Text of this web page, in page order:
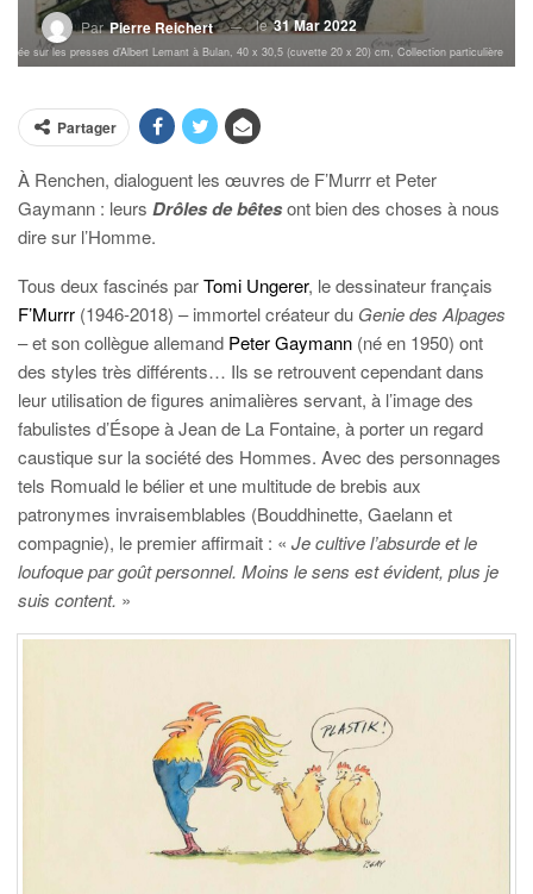
ParPierre Reichert le31 Mar 2022
sur les presses d’Albert Lemant à Bulan, 40 x 30,5 (cuvette 20 x 20) cm, Collection particulière
Partager
À Renchen, dialoguent les œuvres de F’Murrr et Peter
Gaymann : leurs Drôles de bêtesont bien des choses à nous
dire sur l’Homme.
Tous deux fascinés parTomi Ungerer, le dessinateur français
F’Murrr (1946-2018) – immortel créateur du Genie des Alpages
– et son collègue allemand Peter Gaymann (né en 1950) ont
des styles très différents… Ils se retrouvent cependant dans
leur utilisation de figures animalières servant, à l’image des
fabulistes d’Ésope à Jean de La Fontaine, à porter un regard
caustique sur la société des Hommes. Avec des personnages
tels Romuald le bélier et une multitude de brebis aux
patronymes invraisemblables (Bouddhinette, Gaelann et
compagnie), le premier affirmait : « Je cultive l’absurde et le
loufoque par goût personnel. Moins le sens est évident, plus je
suis content. »